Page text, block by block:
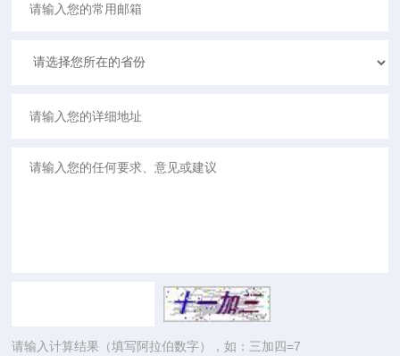
请输入计算结果（填写阿拉伯数字），如：三加四=7